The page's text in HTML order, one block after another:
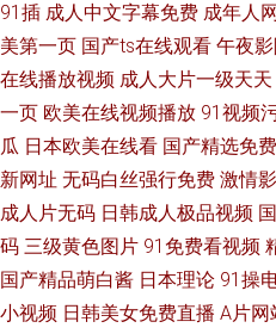
91插 成人中文字幕免费 成年人
美第一页 国产ts在线观看 午夜
在线播放视频 成人大片一级天天
一页 欧美在线视频播放 91视频
瓜 日本欧美在线看 国产精选免
新网址 无码白丝强行免费 激情
成人片无码 日韩成人极品视频
码 三级黄色图片 91免费看视频
国产精品萌白酱 日本理论 91操
小视频 日韩美女免费直播 A片网